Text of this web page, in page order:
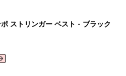
ストリンガー ベスト - ブラック
price